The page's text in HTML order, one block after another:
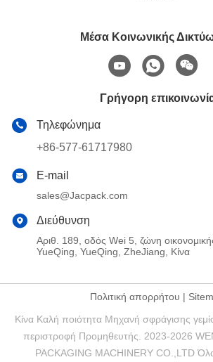
Μέσα Κοινωνικής
Γρήγορη
Τηλεφώνημα
+86-577-61717980
E-mail
sales@Jacpack.com
Διεύθυνση
Αριθ. 189, οδός Wei 5, ζώνη
YueQing, YueQing, ZheJiang, Κίνα
Πολιτική απορρήτου |
Κίνα Καλή ποιότητα Μηχανή σφράγισης
περιστροφή Προμηθευτής. 2023-2026
PACKAGING MACHINERY CO.,LTD